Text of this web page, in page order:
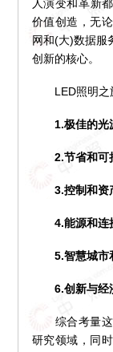
人演变和革新
价值创造，无
网和(大)数据服
创新的核心。
LED照明之旅
1.极佳的光
2.节省和可
3.控制和资
4.能源和连
5.智慧城市
6.创新与经
综合考量这
研究领域，同